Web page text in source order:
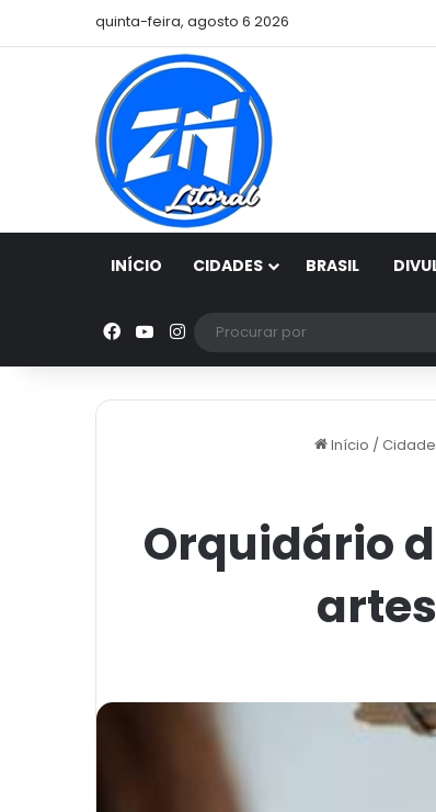
quinta-feira, agosto 6 2026
INÍCIO CIDADES BRASIL
Facebook
YouTube
Instagram
Início /
Orquidário